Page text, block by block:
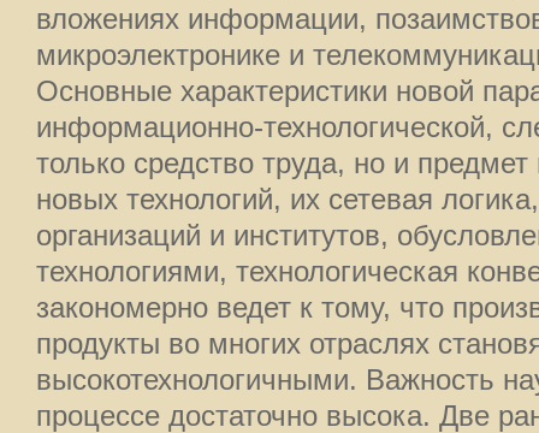
вложениях информации,
микроэлектронике и
Основные характеристики новой
информационно-технологической,
только средство труда, но и
новых технологий, их сетевая
организаций и институтов,
технологиями, технологическая
закономерно ведет к тому, что
продукты во многих отраслях
высокотехнологичными. Важность
процессе достаточно высока. Две